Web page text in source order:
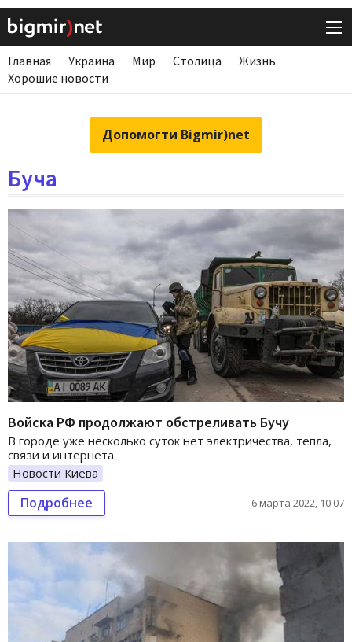
Главная Украина Мир Столица
Жизнь
Хорошие новости
Допомогти Bigmir)net
Буча
Войска РФ продолжают обстреливать Бучу
В городе уже несколько суток нет электричества, тепла,
связи и интернета.
Новости Киева
Подробнее 6 марта 2022, 10:07